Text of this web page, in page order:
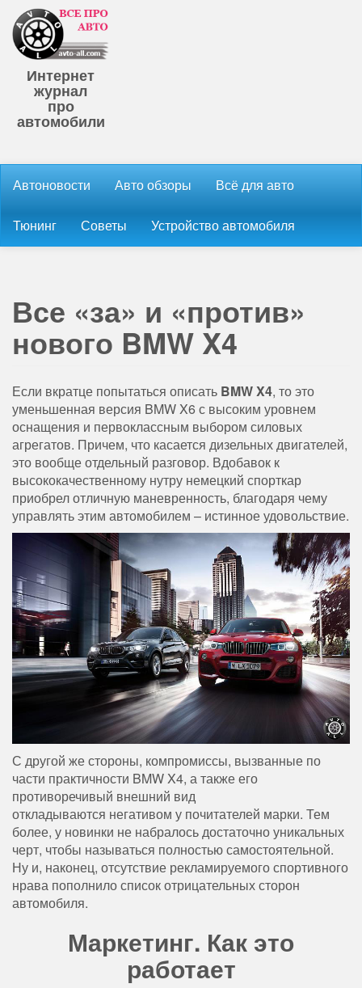
Интернет
журнал
про
автомобили
Автоновости Авто обзоры Всё для авто
Тюнинг Советы Устройство автомобиля
Все «за» и «против»
нового BMW X4
Если вкратце попытаться описать BMW X4, то это
уменьшенная версия BMW X6 с высоким уровнем
оснащения и первоклассным выбором силовых
агрегатов. Причем, что касается дизельных двигателей,
это вообще отдельный разговор. Вдобавок к
высококачественному нутру немецкий спорткар
приобрел отличную маневренность, благодаря чему
управлять этим автомобилем – истинное удовольствие.
С другой же стороны, компромиссы, вызванные по
части практичности BMW X4, а также его
противоречивый внешний вид
откладываются негативом у почитателей марки. Тем
более, у новинки не набралось достаточно уникальных
черт, чтобы называться полностью самостоятельной.
Ну и, наконец, отсутствие рекламируемого спортивного
нрава пополнило список отрицательных сторон
автомобиля.
Маркетинг. Как это
работает